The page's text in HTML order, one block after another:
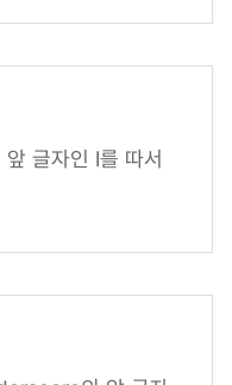
글자인 I를 따서